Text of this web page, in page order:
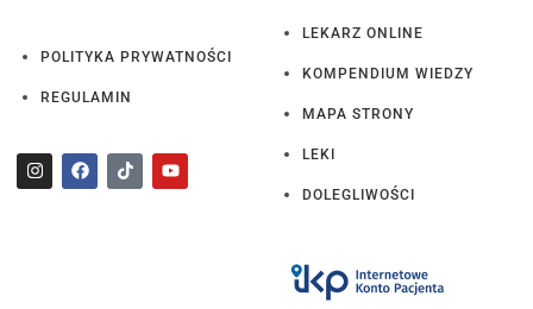
POLITYKA PRYWATNOŚCI
REGULAMIN
LEKARZ ONLINE
KOMPENDIUM WIEDZY
MAPA STRONY
LEKI
DOLEGLIWOŚCI